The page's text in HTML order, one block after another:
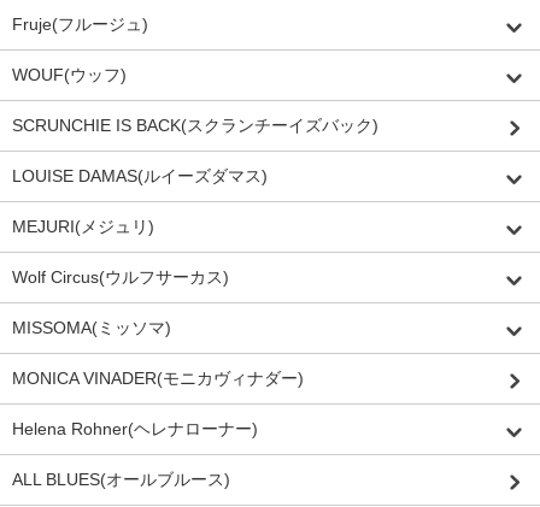
Fruje(フルージュ)
WOUF(ウッフ)
SCRUNCHIE IS BACK(スクランチーイズバック)
LOUISE DAMAS(ルイーズダマス)
MEJURI(メジュリ)
Wolf Circus(ウルフサーカス)
MISSOMA(ミッソマ)
MONICA VINADER(モニカヴィナダー)
Helena Rohner(ヘレナローナー)
ALL BLUES(オールブルース)